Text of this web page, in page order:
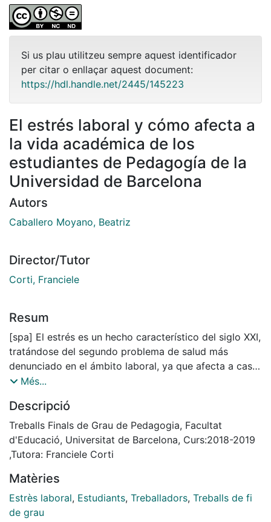
Si us plau utilitzeu sempre aquest identificador
per citar o enllaçar aquest document:
https://hdl.handle.net/2445/145223
El estrés laboral y cómo afecta a
la vida académica de los
estudiantes de Pedagogía de la
Universidad de Barcelona
Autors
Caballero Moyano, Beatriz
Director/Tutor
Corti, Franciele
Resum
[spa] El estrés es un hecho característico del siglo XXI,
tratándose del segundo problema de salud más
denunciado en el ámbito laboral, ya que afecta a casi
uno de cada cuatro trabajadores de la UE. Teniendo
jóvenes compaginan estudios y trabajo, el presente
estudio por encuesta analiza, a través de una
metodología cuantitativa, el estrés laboral que sufren
los estudiantes de Pedagogía de la Universidad de
también se han recogido los principales estresores
que causan dicho estrés laboral; aspectos de la
personalidad, demandas de trabajo y combinación de
Més...
Descripció
Treballs Finals de Grau de Pedagogia, Facultat
d'Educació, Universitat de Barcelona, Curs:2018-2019
,Tutora: Franciele Corti
Matèries
Estrès laboral, Estudiants, Treballadors, Treballs de fi
de grau